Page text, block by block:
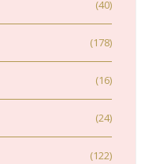
(40)
(178)
(16)
(24)
(122)